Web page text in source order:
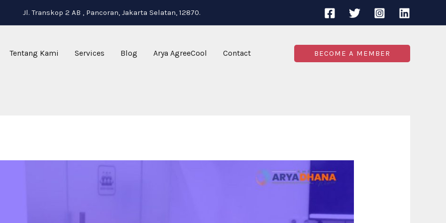
Jl. Transkop 2 AB , Pancoran, Jakarta Selatan, 12870.
Tentang Kami Services Blog Arya AgreeCool Contact BECOME A MEMBER